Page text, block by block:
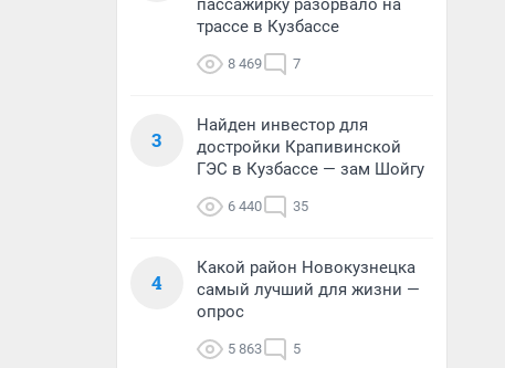
пассажирку разорвало на
трассе в Кузбассе
8 469 7
3
Найден инвестор для
достройки Крапивинской
ГЭС в Кузбассе — зам Шойгу
6 440 35
4
Какой район Новокузнецка
самый лучший для жизни —
опрос
5 863 5